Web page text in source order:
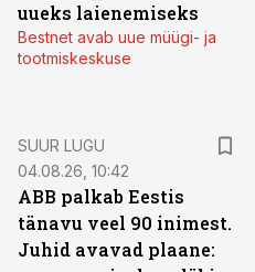
uueks laienemiseks
Bestnet avab uue müügi- ja
tootmiskeskuse
SUUR LUGU
04.08.26, 10:42
ABB palkab Eestis
tänavu veel 90 inimest.
Juhid avavad plaane: